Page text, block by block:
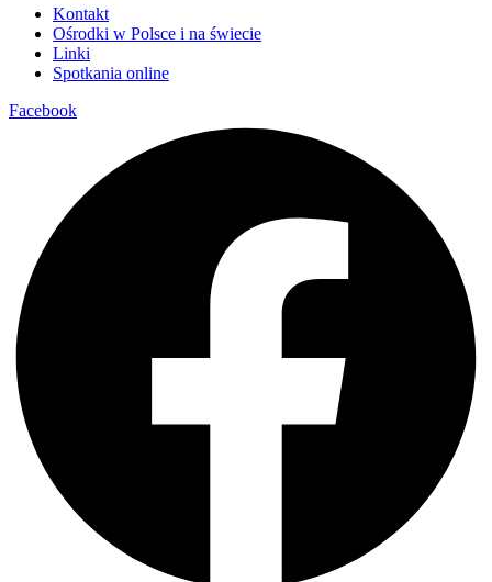
Kontakt
Ośrodki w Polsce i na świecie
Linki
Spotkania online
Facebook